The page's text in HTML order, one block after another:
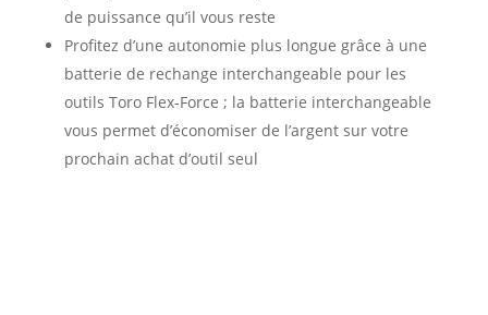
de puissance qu’il vous reste
Profitez d’une autonomie plus longue grâce à une
batterie de rechange interchangeable pour les
outils Toro Flex-Force ; la batterie interchangeable
vous permet d’économiser de l’argent sur votre
prochain achat d’outil seul